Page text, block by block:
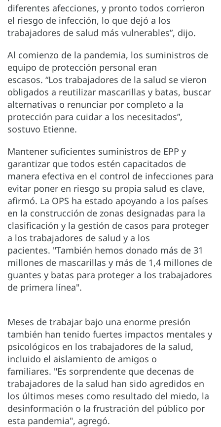
diferentes afecciones, y pronto todos corrieron
el riesgo de infección, lo que dejó a los
trabajadores de salud más vulnerables”, dijo.
Al comienzo de la pandemia, los suministros de
equipo de protección personal eran
escasos. “Los trabajadores de la salud se vieron
obligados a reutilizar mascarillas y batas, buscar
alternativas o renunciar por completo a la
protección para cuidar a los necesitados”,
sostuvo Etienne.
Mantener suficientes suministros de EPP y
garantizar que todos estén capacitados de
manera efectiva en el control de infecciones para
evitar poner en riesgo su propia salud es clave,
afirmó. La OPS ha estado apoyando a los países
en la construcción de zonas designadas para la
clasificación y la gestión de casos para proteger
a los trabajadores de salud y a los
pacientes. "También hemos donado más de 31
millones de mascarillas y más de 1,4 millones de
guantes y batas para proteger a los trabajadores
de primera línea".
Meses de trabajar bajo una enorme presión
también han tenido fuertes impactos mentales y
psicológicos en los trabajadores de la salud,
incluido el aislamiento de amigos o
familiares. "Es sorprendente que decenas de
trabajadores de la salud han sido agredidos en
los últimos meses como resultado del miedo, la
desinformación o la frustración del público por
esta pandemia", agregó.